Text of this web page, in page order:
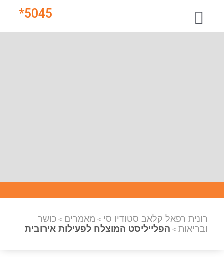
5045
*
רונית רפאל קלאב סטודיו סי > מאמרים > כושר
ובריאות > הפלייליסט המוצלח לפעילות אירובית